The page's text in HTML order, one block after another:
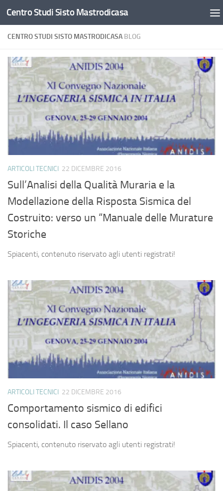
Salta al contenuto
Centro Studi Sisto Mastrodicasa
CENTRO STUDI SISTO MASTRODICASA BLOG
ARTICOLI TECNICI 22 DICEMBRE 2016
Sull’Analisi della Qualità Muraria e la
Modellazione della Risposta Sismica del
Costruito: verso un “Manuale delle Murature
Storiche
Spiacenti, contenuto riservato agli utenti registrati!
ARTICOLI TECNICI 22 DICEMBRE 2016
Comportamento sismico di edifici
consolidati. Il caso Sellano
Spiacenti, contenuto riservato agli utenti registrati!